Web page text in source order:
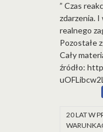
” Czas
zdarzenia.
realnego
Pozostałe
Cały
źródło:
20 LAT W